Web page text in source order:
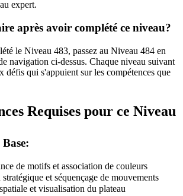
expert.
après avoir complété ce niveau?
le Niveau 483, passez au Niveau 484 en
navigation ci-dessus. Chaque niveau suivant
défis qui s'appuient sur les compétences que
Requises pour ce Niveau
de motifs et association de couleurs
et séquençage de mouvements
et visualisation du plateau